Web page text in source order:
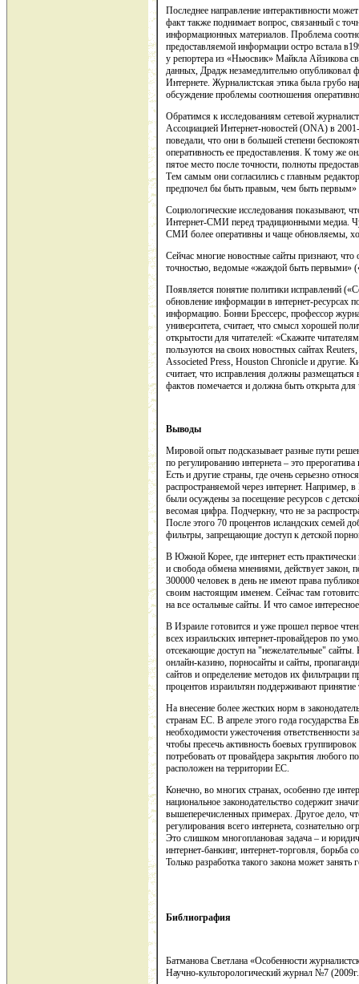
Последнее направление интерактивности
факт также поднимает вопрос, связанный с
информационных материалов. Проблема
предоставляемой информации остро встала
у репортера из «Ньюсвик» Майкла Айзикова
данных, Драдж незамедлительно опубликовал
Интернете. Журналистская этика была грубо
обсуждение проблемы соотношения
Обратимся к исследованиям сетевой
Ассоциацией Интернет-новостей (ONA) в
поведали, что они в большей степени
оперативность ее предоставления. К тому же
пятое место после точности, полноты
Тем самым они согласились с главным
предпочел бы быть правым, чем быть
Социологические исследования показывают,
Интернет-СМИ перед традиционными медиа.
СМИ более оперативны и чаще обновляемы,
Сейчас многие новостные сайты признают,
точностью, ведомые «жаждой быть первыми»
Появляется понятие политики исправлений
обновление информации в интернет-ресурсах
информацию. Бонни Брессерс, профессор
университета, считает, что смысл хорошей
открытости для читателей: «Скажите
пользуются на своих новостных сайтах
Associeted Press, Houston Chronicle и другие.
считает, что исправления должны
фактов помечается и должна быть открыта для
Выводы
Мировой опыт подсказывает разные пути
по регулированию интернета – это
Есть и другие страны, где очень серьезно
распространяемой через интернет. Например,
были осуждены за посещение ресурсов с
весомая цифра. Подчеркну, что не за
После этого 70 процентов исландских семей
фильтры, запрещающие доступ к детской
В Южной Корее, где интернет есть
и свобода обмена мнениями, действует закон,
300000 человек в день не имеют права
своим настоящим именем. Сейчас там
на все остальные сайты. И что самое
В Израиле готовится и уже прошел первое
всех израильских интернет-провайдеров по
отсекающие доступ на "нежелательные" сайты.
онлайн-казино, порносайты и сайты,
сайтов и определение методов их фильтрации
процентов израильтян поддерживают принятие
На внесение более жестких норм в
странам ЕС. В апреле этого года государства
необходимости ужесточения ответственности
чтобы пресечь активность боевых
потребовать от провайдера закрытия любого
расположен на территории ЕС.
Конечно, во многих странах, особенно где
национальное законодательство содержит
вышеперечисленных примерах. Другое дело,
регулирования всего интернета,
Это слишком многоплановая задача – и
интернет-банкинг, интернет-торговля, борьба
Только разработка такого закона может
Библиография
Батманова Светлана «Особенности
Научно-культорологический журнал №7